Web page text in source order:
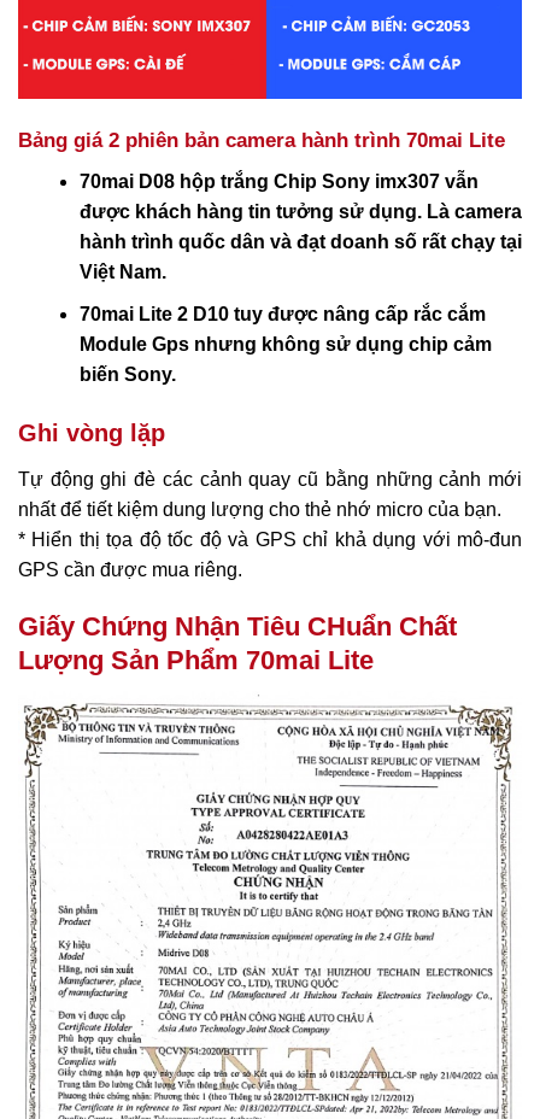
Bảng giá 2 phiên bản camera hành trình 70mai Lite
70mai D08 hộp trắng Chip Sony imx307 vẫn
được khách hàng tin tưởng sử dụng. Là camera
hành trình quốc dân và đạt doanh số rất chạy tại
Việt Nam.
70mai Lite 2 D10 tuy được nâng cấp rắc cắm
Module Gps nhưng không sử dụng chip cảm
biến Sony.
Ghi vòng lặp
Tự động ghi đè các cảnh quay cũ bằng những cảnh mới
nhất để tiết kiệm dung lượng cho thẻ nhớ micro của bạn.
* Hiển thị tọa độ tốc độ và GPS chỉ khả dụng với mô-đun
GPS cần được mua riêng.
Giấy Chứng Nhận Tiêu CHuẩn Chất
Lượng Sản Phẩm 70mai Lite